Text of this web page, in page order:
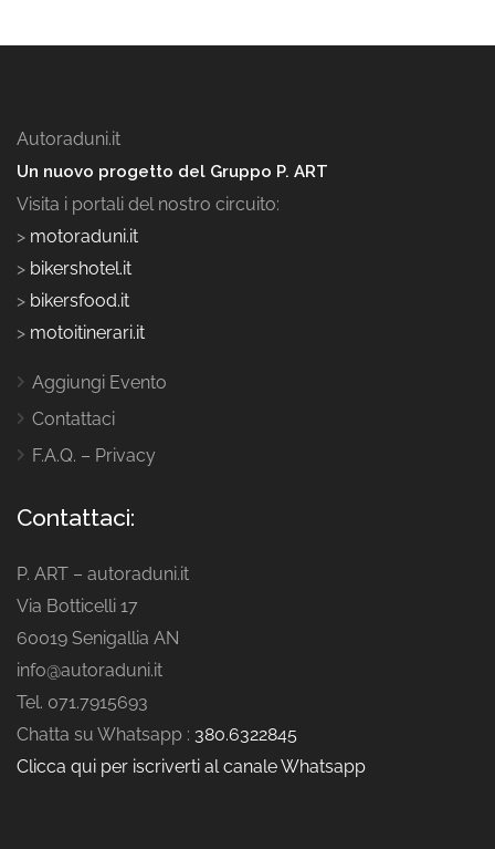
Autoraduni.it
Un nuovo progetto del Gruppo P. ART
Visita i portali del nostro circuito:
> motoraduni.it
> bikershotel.it
> bikersfood.it
> motoitinerari.it
Aggiungi Evento
Contattaci
F.A.Q. – Privacy
Contattaci:
P. ART – autoraduni.it
Via Botticelli 17
60019 Senigallia AN
info@autoraduni.it
Tel. 071.7915693
Chatta su Whatsapp : 380.6322845
Clicca qui per iscriverti al canale Whatsapp